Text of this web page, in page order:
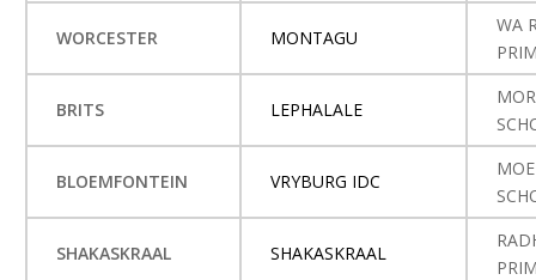
WORCESTER MONTAGU
WA
BRITS LEPHALALE
BLOEMFONTEIN VRYBURG IDC
SHAKASKRAAL SHAKASKRAAL